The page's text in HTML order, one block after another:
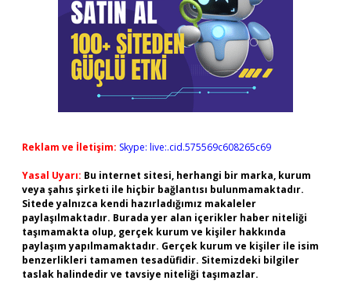
Reklam ve İletişim: Skype: live:.cid.575569c608265c69
Yasal Uyarı: Bu internet sitesi, herhangi bir marka, kurum
veya şahıs şirketi ile hiçbir bağlantısı bulunmamaktadır.
Sitede yalnızca kendi hazırladığımız makaleler
paylaşılmaktadır. Burada yer alan içerikler haber niteliği
taşımamakta olup, gerçek kurum ve kişiler hakkında
paylaşım yapılmamaktadır. Gerçek kurum ve kişiler ile isim
benzerlikleri tamamen tesadüfidir. Sitemizdeki bilgiler
taslak halindedir ve tavsiye niteliği taşımazlar.